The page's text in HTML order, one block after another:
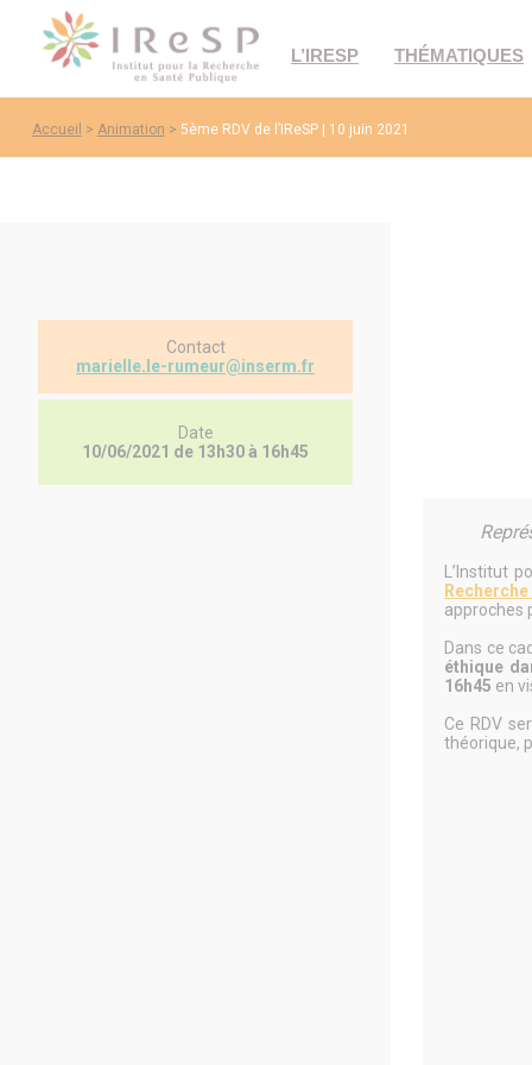
L’IRESP THÉMATIQUES
Accueil > Animation > 5ème RDV de l’IReSP | 10 juin 2021
Contact
marielle.le-rumeur@inserm.fr
Date
10/06/2021 de 13h30 à 16h45
L’Institut
approches
Dans ce
éthique
16h45 en
Ce RDV
théorique,